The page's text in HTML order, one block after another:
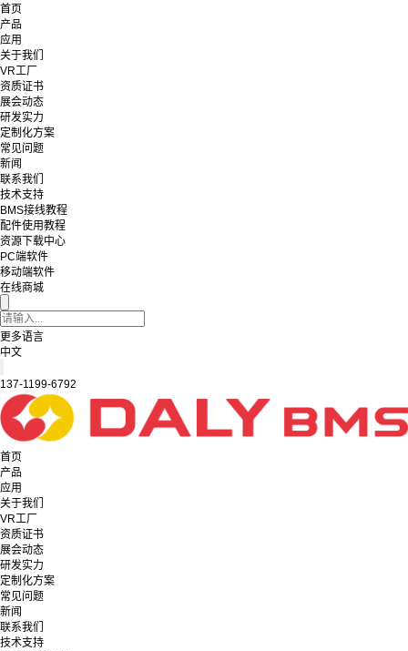
首页
产品
应用
关于我们
VR工厂
资质证书
展会动态
研发实力
定制化方案
常见问题
新闻
联系我们
技术支持
BMS接线教程
配件使用教程
资源下载中心
PC端软件
移动端软件
在线商城
更多语言
中文
137-1199-6792
首页
产品
应用
关于我们
VR工厂
资质证书
展会动态
研发实力
定制化方案
常见问题
新闻
联系我们
技术支持